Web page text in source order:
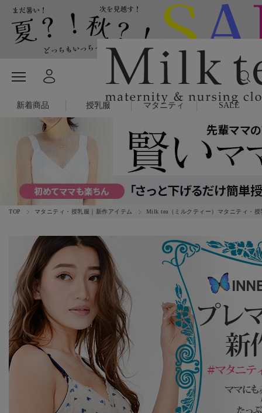
新着商品 授乳服 マタニティ SALE
TOP マタニティ・授乳服｜新作アイテム Milk tea（ミルクティー）マタニティ・授